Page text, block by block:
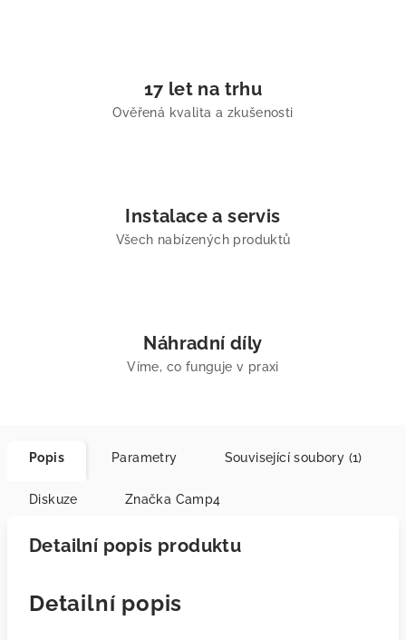
17 let na trhu
Ověřená kvalita a zkušenosti
Instalace a servis
Všech nabízených produktů
Náhradní díly
Víme, co funguje v praxi
Popis Parametry Související soubory (1)
Diskuze Značka Camp4
Detailní popis produktu
Detailní popis